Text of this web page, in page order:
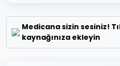
Medicana sizin sesiniz!
kaynağınıza ekleyin